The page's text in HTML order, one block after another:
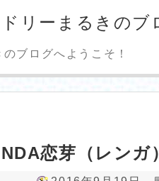
リーまるきのブ
ブログへようこそ！
恋芽（レンガ